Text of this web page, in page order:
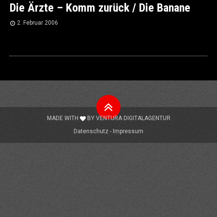
Die Ärzte – Komm zurück / Die Banane
2. Februar 2006
Nach
oben
MADE WITH BY VENTURA DIGITALAGENTUR
Datenschutz
Impressum